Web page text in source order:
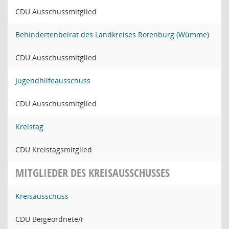
CDU Ausschussmitglied
Behindertenbeirat des Landkreises Rotenburg (Wümme)
CDU Ausschussmitglied
Jugendhilfeausschuss
CDU Ausschussmitglied
Kreistag
CDU Kreistagsmitglied
MITGLIEDER DES KREISAUSSCHUSSES
Kreisausschuss
CDU Beigeordnete/r